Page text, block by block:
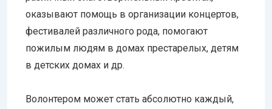
оказывают помощь в организации концертов,
фестивалей различного рода, помогают
пожилым людям в домах престарелых, детям
в детских домах и др.
Волонтером может стать абсолютно каждый,